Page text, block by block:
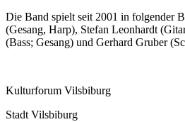
Die Band spielt seit 2001 in folgender
(Gesang, Harp), Stefan Leonhardt
(Bass; Gesang) und Gerhard Gruber
Kulturforum Vilsbiburg
Stadt Vilsbiburg